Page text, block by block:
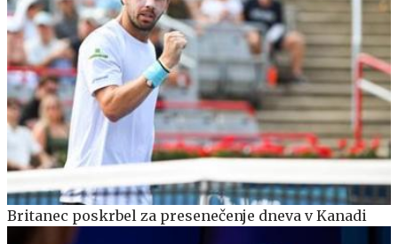
Britanec poskrbel za presenečenje dneva v Kanadi